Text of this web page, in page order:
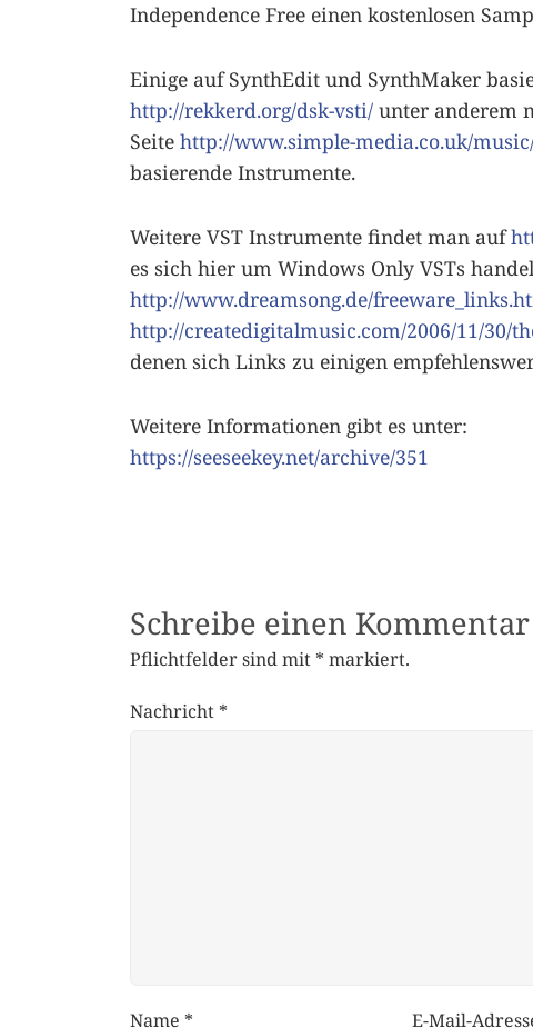
Independence Free einen kostenlosen
Einige auf SynthEdit und SynthMaker
http://rekkerd.org/dsk-vsti/ unter anderem
Seite http://www.simple-media.co.uk/
basierende Instrumente.
Weitere VST Instrumente findet man auf
es sich hier um Windows Only VSTs
http://www.dreamsong.de/
http://createdigitalmusic.com/2006/11/30/
denen sich Links zu einigen
Weitere Informationen gibt es unter:
https://seeseekey.net/archive/351
Schreibe einen Kommentar
Pflichtfelder sind mit * markiert.
Nachricht *
Name * E-Mail-